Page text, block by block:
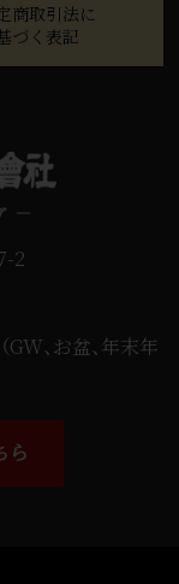
商取引法に
づく表記
2
、お盆、年末年
ら